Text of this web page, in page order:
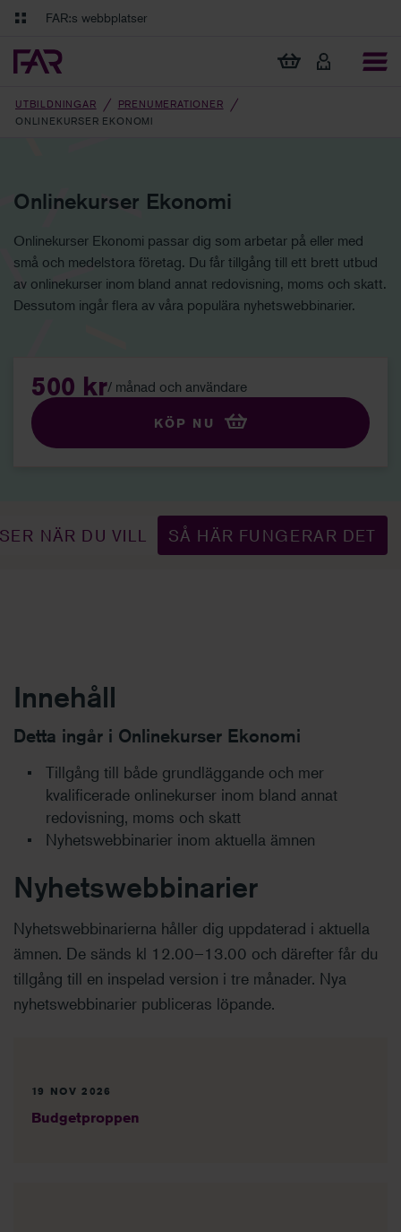
Gå till innehåll
Gå till navigation
Ekonomiska regler på ett och samma ställe
Debatt och fördjupning i branschens frågor
FAR:s webbplatser
Visa min varukorg
UTBILDNINGAR
PRENUMERATIONER
ONLINEKURSER EKONOMI
Onlinekurser Ekonomi
Onlinekurser Ekonomi passar dig som arbetar på eller med
små och medelstora företag. Du får tillgång till ett brett utbud
av onlinekurser inom bland annat redovisning, moms och skatt.
Dessutom ingår flera av våra populära nyhetswebbinarier.
KÖP NU
500 kr/ månad och användare
NÄR DU VILL SÅ HÄR FUNGERAR DET
Innehåll
Detta ingår i Onlinekurser Ekonomi
Tillgång till både grundläggande och mer
kvalificerade onlinekurser inom bland annat
redovisning, moms och skatt
Nyhetswebbinarier inom aktuella ämnen
Nyhetswebbinarier
Nyhetswebbinarierna håller dig uppdaterad i aktuella
ämnen. De sänds kl 12.00–13.00 och därefter får du
tillgång till en inspelad version i tre månader. Nya
nyhetswebbinarier publiceras löpande.
19 NOV 2026
Budgetproppen